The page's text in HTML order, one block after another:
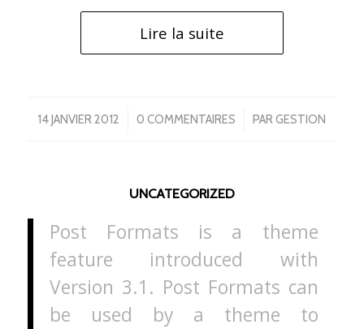
Lire la suite
14 JANVIER 2012
/ 0 COMMENTAIRES
/ PARGESTION
UNCATEGORIZED
Post Formats is a theme
feature introduced with
Version 3.1. Post Formats can
be used by a theme to